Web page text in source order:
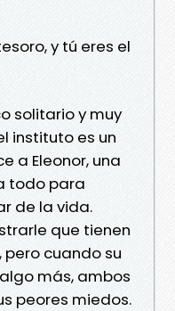
y tú eres el
solitario y muy
instituto es un
a Eleonor, una
todo para
de la vida.
que tienen
pero cuando su
más, ambos
peores miedos.